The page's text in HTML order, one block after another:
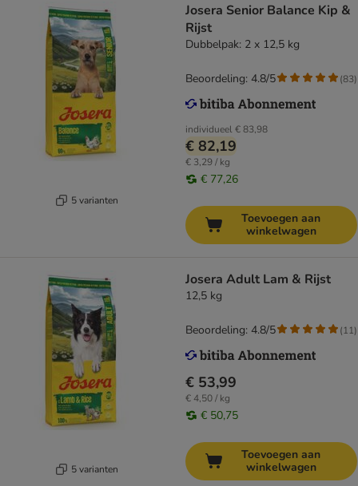
5 varianten
Josera Senior Balance Kip &
Rijst
Dubbelpak: 2 x 12,5 kg
individueel€ 83,98
€ 82,19
€ 3,29 / kg
€ 77,26
Beoordeling: 4.8/5 (83)
Toevoegen aan
winkelwagen
5 varianten
Josera Adult Lam & Rijst
12,5 kg
€ 53,99
€ 4,50 / kg
€ 50,75
Beoordeling: 4.8/5 (11)
Toevoegen aan
winkelwagen